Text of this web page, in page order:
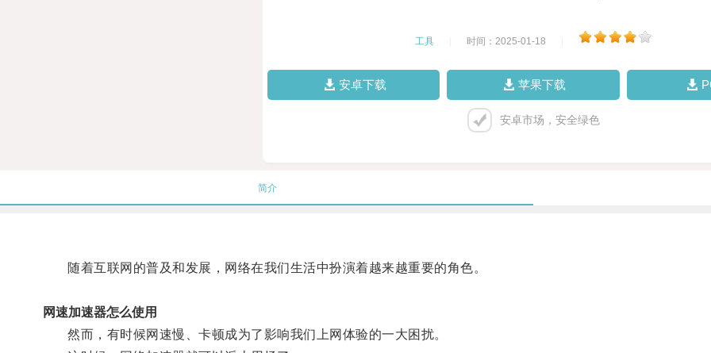
工具 时间：2025-01-18
安卓下载 苹果下载
安卓市场，安全绿色
简介
随着互联网的普及和发展，网络在我们生活中扮演着越来越重要的角色。
网速加速器怎么使用
然而，有时候网速慢、卡顿成为了影响我们上网体验的一大困扰。